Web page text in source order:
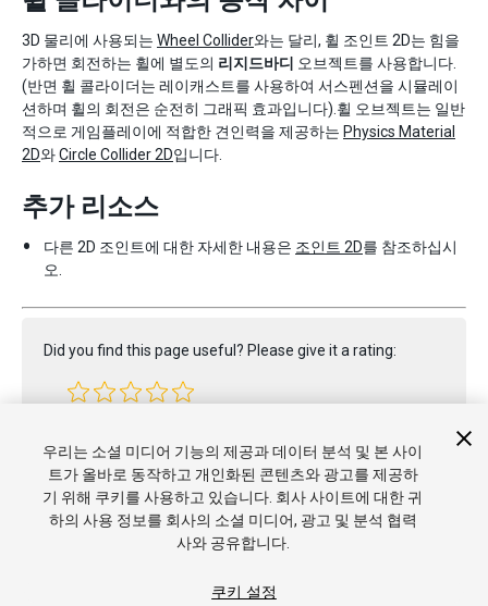
3D 물리에 사용되는 Wheel Collider와는 달리, 휠 조인트 2D는 힘을
가하면 회전하는 휠에 별도의 리지드바디 오브젝트를 사용합니다.
(반면 휠 콜라이더는 레이캐스트를 사용하여 서스펜션을 시뮬레이
션하며 휠의 회전은 순전히 그래픽 효과입니다).휠 오브젝트는 일반
적으로 게임플레이에 적합한 견인력을 제공하는 Physics Material
2D와Circle Collider 2D입니다.
추가 리소스
다른 2D 조인트에 대한 자세한 내용은 조인트 2D를 참조하십시
오.
Did you find this page useful? Please give it a rating:
우리는 소셜 미디어 기능의 제공과 데이터 분석 및 본 사이
트가 올바로 동작하고 개인화된 콘텐츠와 광고를 제공하
기 위해 쿠키를 사용하고 있습니다. 회사 사이트에 대한 귀
하의 사용 정보를 회사의 소셜 미디어, 광고 및 분석 협력
사와 공유합니다.
쿠키 설정